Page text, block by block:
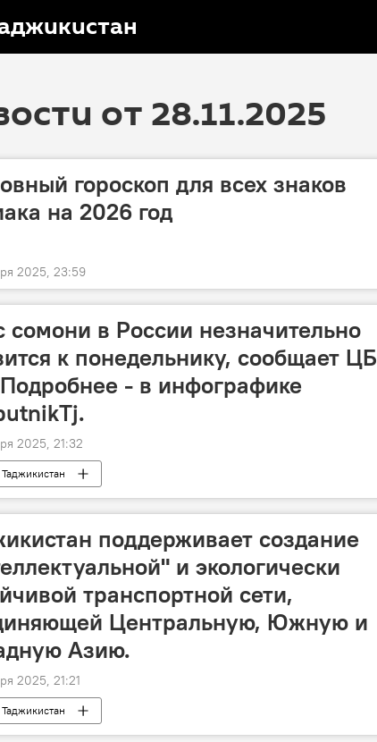
от 28.11.2025
гороскоп для всех знаков
на 2026 год
2025, 23:59
сомони в России незначительно
к понедельнику, сообщает ЦБ
- в инфографике
2025, 21:32
поддерживает создание
и экологически
транспортной сети,
Центральную, Южную и
Азию.
2025, 21:21